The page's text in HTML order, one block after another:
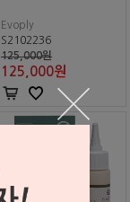
Evoply
S2102236
125,000원
125,000원